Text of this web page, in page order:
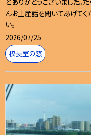
どありがとうございました。た
んお土産話を聞いてあげてく
い。
2026/07/25
校長室の窓